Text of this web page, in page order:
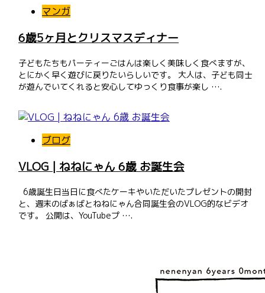
マンガ
6歳5ヶ月とクリスマスディナー
子どもたちもパーティーごはんは楽しく美味しく食べますが、
とにかく早く遊びに戻りたいらしいです。 大人は、子ども同士
が遊んでいてくれると安心してゆっくり食事が楽し ….
ブログ
VLOG | ねねにゃん 6歳 お誕生会
6歳誕生日当日に食べたケーキやいただいたプレゼントの開封
と、週末のばぁばとねねにゃん合同誕生会のVLOG的なビデオ
です。 公開は、YouTubeプ ….